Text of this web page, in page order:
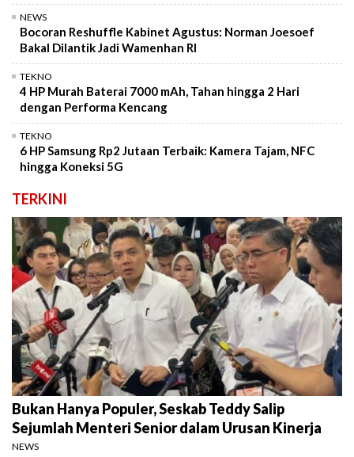
NEWS
Bocoran Reshuffle Kabinet Agustus: Norman Joesoef
Bakal Dilantik Jadi Wamenhan RI
TEKNO
4 HP Murah Baterai 7000 mAh, Tahan hingga 2 Hari
dengan Performa Kencang
TEKNO
6 HP Samsung Rp2 Jutaan Terbaik: Kamera Tajam, NFC
hingga Koneksi 5G
TERKINI
Bukan Hanya Populer, Seskab Teddy Salip
Sejumlah Menteri Senior dalam Urusan Kinerja
NEWS